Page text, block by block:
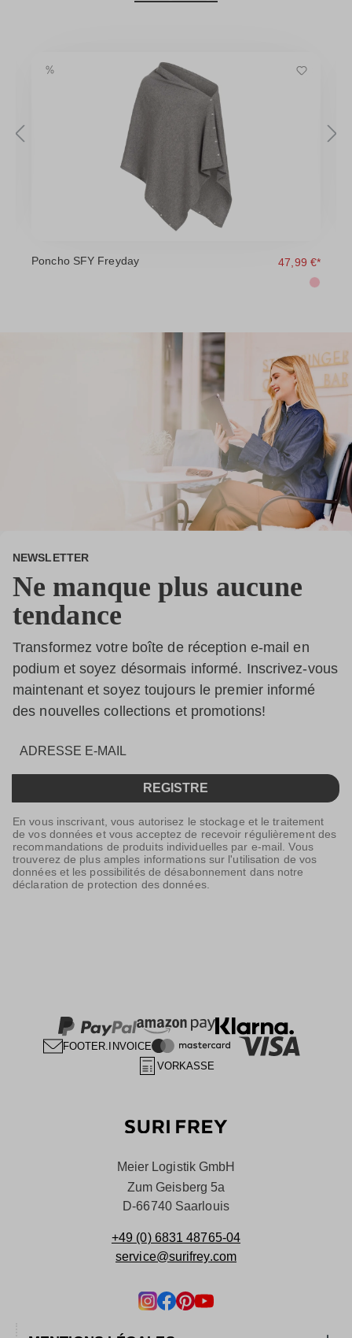
Poncho SFY Freyday 47,99 €*
NEWSLETTER
Ne manque plus aucune
tendance
Transformez votre boîte de réception e-mail en
podium et soyez désormais informé. Inscrivez-vous
maintenant et soyez toujours le premier informé
des nouvelles collections et promotions!
REGISTRE
En vous inscrivant, vous autorisez le stockage et le traitement
de vos données et vous acceptez de recevoir régulièrement des
recommandations de produits individuelles par e-mail. Vous
trouverez de plus amples informations sur l'utilisation de vos
données et les possibilités de désabonnement dans notre
déclaration de protection des données.
FOOTER.INVOICE
VORKASSE
Meier Logistik GmbH
Zum Geisberg 5a
D-66740 Saarlouis
+49 (0) 6831 48765-04
service@surifrey.com